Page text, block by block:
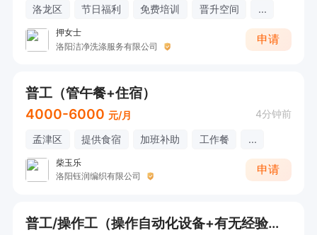
洛龙区 节日福利 免费培训 晋升空间 ...
押女士
洛阳洁净洗涤服务有限公司
申请
普工（管午餐+住宿）
4000-6000 元/月 4分钟前
孟津区 提供食宿 加班补助 工作餐 ...
柴玉乐
洛阳钰润编织有限公司
申请
普工/操作工（操作自动化设备+有无经验均可+五险管住+餐补）